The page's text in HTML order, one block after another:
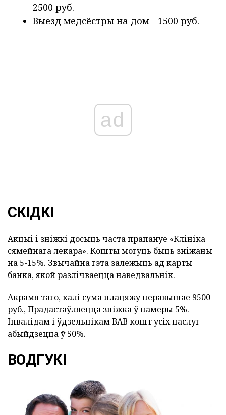
2500 руб.
Выезд медсёстры на дом - 1500 руб.
ad
СКІДКІ
Акцыі і зніжкі досыць часта прапануе «Клініка
сямейнага лекара». Кошты могуць быць зніжаны
на 5-15%. Звычайна гэта залежыць ад карты
банка, якой разлічваецца наведвальнік.
Акрамя таго, калі сума плацяжу перавышае 9500
руб., Прадастаўляецца зніжка ў памеры 5%.
Інвалідам і ўдзельнікам ВАВ кошт усіх паслуг
абыйдзецца ў 50%.
ВОДГУКІ